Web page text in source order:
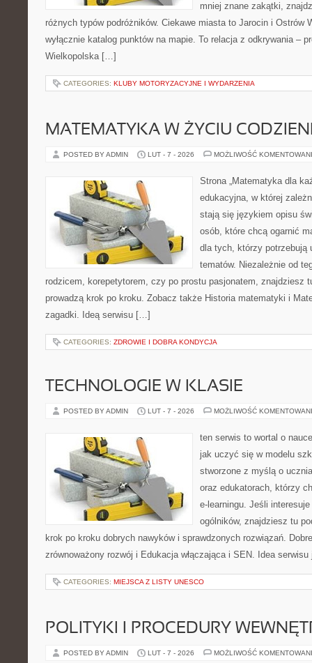
mniej znane zakątki,
różnych typów podróżników. Ciekawe miasta to Jarocin i Ostrów
wyłącznie katalog punktów na mapie. To relacja z odkrywania –
Wielkopolska […]
CATEGORIES: KLUBY MOTORYZACYJNE I WYDARZENIA
MATEMATYKA W ŻYCIU
POSTED BY ADMIN LUT - 7 - 2026 MOŻLIWOŚĆ
Strona „Matematyka dla
edukacyjna, w której
stają się językiem opisu
osób, które chcą ogarnić
dla tych, którzy potrzebują
tematów. Niezależnie od
rodzicem, korepetytorem, czy po prostu pasjonatem, znajdziesz
prowadzą krok po kroku. Zobacz także Historia matematyki i
zagadki. Ideą serwisu […]
CATEGORIES: ZDROWIE I DOBRA KONDYCJA
TECHNOLOGIE W KLASIE
POSTED BY ADMIN LUT - 7 - 2026 MOŻLIWOŚĆ
ten serwis to wortal o
jak uczyć się w modelu
stworzone z myślą o
oraz edukatorach, którzy
e-learningu. Jeśli
ogólników, znajdziesz tu
krok po kroku dobrych nawyków i sprawdzonych rozwiązań.
zrównoważony rozwój i Edukacja włączająca i SEN. Idea
CATEGORIES: MIEJSCA Z LISTY UNESCO
POLITYKI I PROCEDURY
POSTED BY ADMIN LUT - 7 - 2026 MOŻLIWOŚĆ